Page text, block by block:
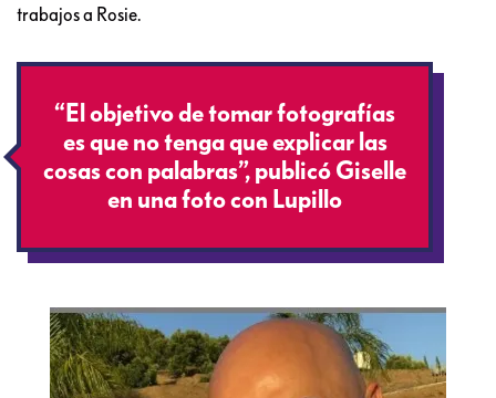
trabajos a Rosie.
“El objetivo de tomar fotografías
es que no tenga que explicar las
cosas con palabras”, publicó Giselle
en una foto con Lupillo